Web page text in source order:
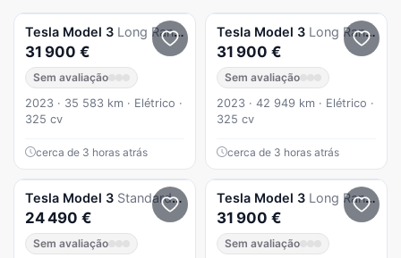
Tesla Model 3 Long Range Tração Traseira
31 900 €
Sem avaliação
2023 · 35 583 km · Elétrico ·
325 cv
cerca de 3 horas atrás
Tesla Model 3 Long Range Tração Traseira
31 900 €
Sem avaliação
2023 · 42 949 km · Elétrico ·
325 cv
cerca de 3 horas atrás
Tesla Model 3 Standard Range Plus RWD
24 490 €
Sem avaliação
Tesla Model 3 Long Range Tração Traseira
31 900 €
Sem avaliação